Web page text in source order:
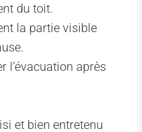
du toit.
la partie visible
l’évacuation après
et bien entretenu